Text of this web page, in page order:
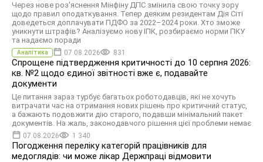
Через нове роз'яснення Мінфіну ДПС змінила свою точку зору
щодо правил оподаткування. Тепер деяким резидентам Дія Сіті
доведеться доплачувати ПДФО за 2022–2024 роки. Хто зможе
уникнути штрафів? Аналізуємо нову ІПК, розбираємо норми ПКУ
та надаємо поради
Аналітика 07.08.2026 831
Спрощене підтвердження критичності до 10 серпня 2026:
кв. №2 щодо єдиної звітності вже є, подавайте
документи
Це питання зараз турбує багатьох роботодавців, які не хочуть
витрачати час на отримання нових рішень про критичний статус,
а бажають подовжити дію старого, подавши мінімальний пакет
документів. На жаль, законодавчого рішення цієї проблеми немає
07.08.2026 1 340
Погодження переліку категорій працівників для
медоглядів: чи може лікар Держпраці відмовити